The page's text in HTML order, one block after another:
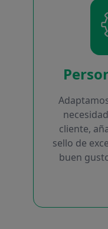
cliente,
sello de
buen